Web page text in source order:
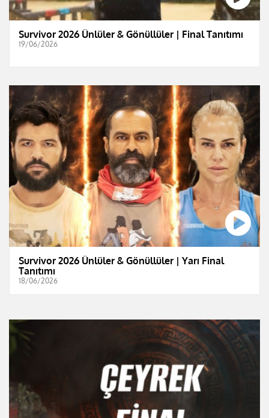
Survivor 2026 Ünlüler & Gönüllüler | Final Tanıtımı
19/06/2026
Survivor 2026 Ünlüler & Gönüllüler | Yarı Final
Tanıtımı
18/06/2026